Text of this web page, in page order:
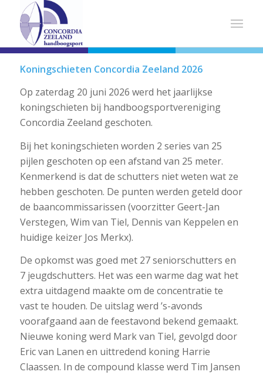
Koningschieten Concordia Zeeland 2026
Op zaterdag 20 juni 2026 werd het jaarlijkse
koningschieten bij handboogsportvereniging
Concordia Zeeland geschoten.
Bij het koningschieten worden 2 series van 25
pijlen geschoten op een afstand van 25 meter.
Kenmerkend is dat de schutters niet weten wat ze
hebben geschoten. De punten werden geteld door
de baancommissarissen (voorzitter Geert-Jan
Verstegen, Wim van Tiel, Dennis van Keppelen en
huidige keizer Jos Merkx).
De opkomst was goed met 27 seniorschutters en
7 jeugdschutters. Het was een warme dag wat het
extra uitdagend maakte om de concentratie te
vast te houden. De uitslag werd ’s-avonds
voorafgaand aan de feestavond bekend gemaakt.
Nieuwe koning werd Mark van Tiel, gevolgd door
Eric van Lanen en uittredend koning Harrie
Claassen. In de compound klasse werd Tim Jansen